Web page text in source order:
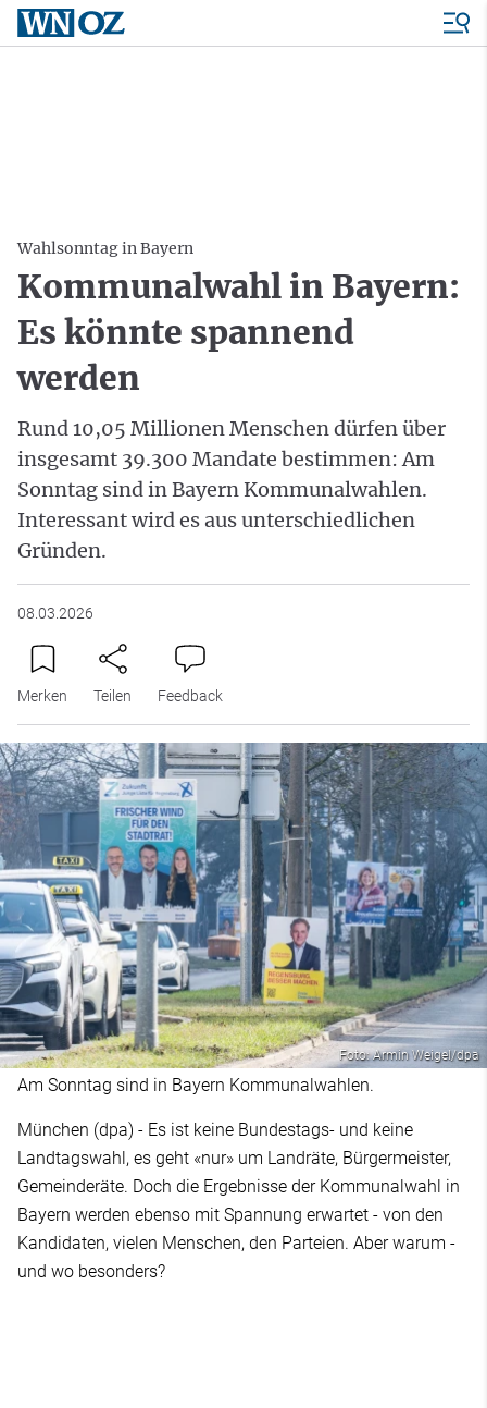
Wahlsonntag in Bayern
Kommunalwahl in Bayern:
Es könnte spannend
werden
Rund 10,05 Millionen Menschen dürfen über
insgesamt 39.300 Mandate bestimmen: Am
Sonntag sind in Bayern Kommunalwahlen.
Interessant wird es aus unterschiedlichen
Gründen.
08.03.2026
Merken Teilen Feedback
Foto: Armin Weigel/dpa
Am Sonntag sind in Bayern Kommunalwahlen.
München (dpa) - Es ist keine Bundestags- und keine
Landtagswahl, es geht «nur» um Landräte, Bürgermeister,
Gemeinderäte. Doch die Ergebnisse der Kommunalwahl in
Bayern werden ebenso mit Spannung erwartet - von den
Kandidaten, vielen Menschen, den Parteien. Aber warum -
und wo besonders?